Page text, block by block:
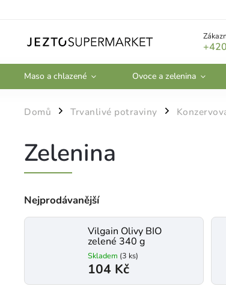
Maso a chlazené Ovoce a zelenina
Domů / Trvanlivé potraviny /
Zelenina
Nejprodávanější
Vilgain Olivy BIO
zelené 340 g
Skladem (3 ks)
104 Kč